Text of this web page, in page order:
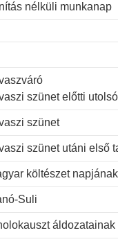
nélküli munkanap
szünet előtti
szünet
szünet utáni első
költészet
Suli